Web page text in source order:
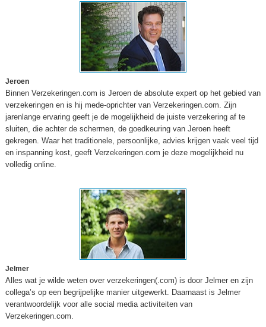
Jeroen
Binnen Verzekeringen.com is Jeroen de absolute expert op het gebied van
verzekeringen en is hij mede-oprichter van Verzekeringen.com. Zijn
jarenlange ervaring geeft je de mogelijkheid de juiste verzekering af te
sluiten, die achter de schermen, de goedkeuring van Jeroen heeft
gekregen. Waar het traditionele, persoonlijke, advies krijgen vaak veel tijd
en inspanning kost, geeft Verzekeringen.com je deze mogelijkheid nu
volledig online.
Jelmer
Alles wat je wilde weten over verzekeringen(.com) is door Jelmer en zijn
collega’s op een begrijpelijke manier uitgewerkt. Daarnaast is Jelmer
verantwoordelijk voor alle social media activiteiten van
Verzekeringen.com.